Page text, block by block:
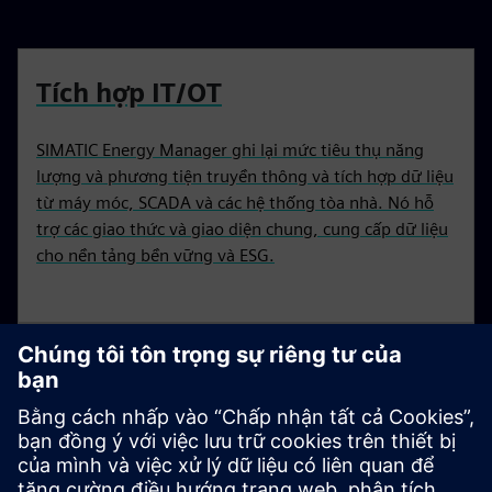
Tích hợp IT/OT
SIMATIC Energy Manager ghi lại mức tiêu thụ năng
lượng và phương tiện truyền thông và tích hợp dữ liệu
từ máy móc, SCADA và các hệ thống tòa nhà. Nó hỗ
trợ các giao thức và giao diện chung, cung cấp dữ liệu
cho nền tảng bền vững và ESG.
SIMATIC S7-1200
Bộ điều khiển cơ bản là sự lựa chọn thông minh cho
các giải pháp tự động hóa nhỏ gọn với các chức năng
truyền thông và công nghệ tích hợp. Bộ điều khiển